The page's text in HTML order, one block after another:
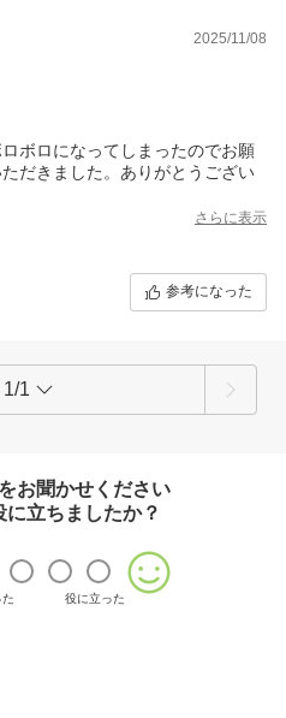
2025/11/08
ボロになってしまったのでお願
だきました。ありがとうござい
さらに表示
参考になった
1/1
お聞かせください
に立ちましたか？
役に立った